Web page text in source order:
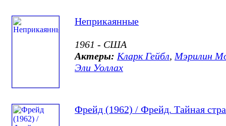
Неприкаянные
1961 - США
Актеры: Кларк Гейбл, Мэрилин
Эли Уоллах
Фрейд (1962) / Фрейд. Тайная